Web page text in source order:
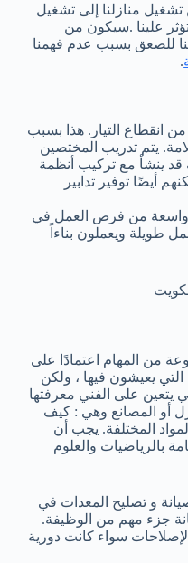
تشغيل منازلنا إلى تشغيل
علينا .سيكون من
للصعق بسبب عدم فهمنا
.
انقطاع التيار. هذا بسبب
يتم تدريب المختصين
ينشأ مع تركيب أنظمة
أيضًا توفير تدابير
واسعة من فرص العمل في
طويلة ويعملون بناءاً
من المهام اعتمادًا على
التي يعيشون فيها ، ولكن
يتعين على الفني معرفتها
أو المصانع وهي : كيف
المختلفة. يجب أن
بالرياضيات والعلوم
و تصليح المعدات في
جزء مهم من الوظيفة.
سواء كانت دورية